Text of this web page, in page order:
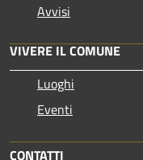
Avvisi
VIVERE IL COMUNE
Luoghi
Eventi
CONTATTI